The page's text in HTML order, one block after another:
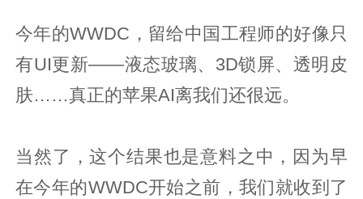
今年的WWDC，留给中国工程师的好像只
有UI更新——液态玻璃、3D锁屏、透明皮
肤……真正的苹果AI离我们还很远。
当然了，这个结果也是意料之中，因为早
在今年的WWDC开始之前，我们就收到了